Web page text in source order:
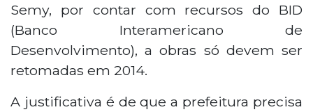
Semy, por contar com recursos do BID
(Banco Interamericano de
Desenvolvimento), a obras só devem ser
retomadas em 2014.
A justificativa é de que a prefeitura precisa